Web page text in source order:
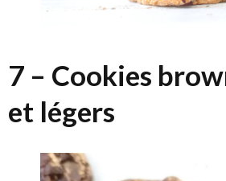
7 – Cookies
et légers